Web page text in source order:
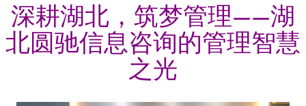
深耕湖北，筑梦管理——湖
北圆驰信息咨询的管理智慧
之光